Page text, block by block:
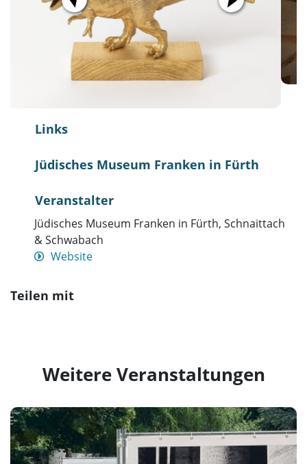
Veranstalter
Jüdisches Museum Franken in Fürth, Schnaittach
& Schwabach
Website